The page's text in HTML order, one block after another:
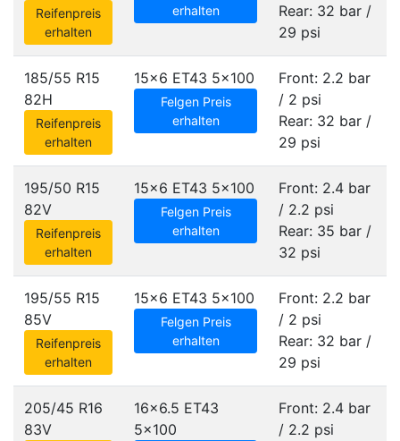
Reifenpreis
erhalten
erhalten
Rear: 32 bar /
29 psi
185/55 R15
82H
Reifenpreis
erhalten
15x6 ET43 5x100
Felgen Preis
erhalten
Front: 2.2 bar
/ 2 psi
Rear: 32 bar /
29 psi
195/50 R15
82V
Reifenpreis
erhalten
15x6 ET43 5x100
Felgen Preis
erhalten
Front: 2.4 bar
/ 2.2 psi
Rear: 35 bar /
32 psi
195/55 R15
85V
Reifenpreis
erhalten
15x6 ET43 5x100
Felgen Preis
erhalten
Front: 2.2 bar
/ 2 psi
Rear: 32 bar /
29 psi
205/45 R16
83V
16x6.5 ET43
5x100
Front: 2.4 bar
/ 2.2 psi